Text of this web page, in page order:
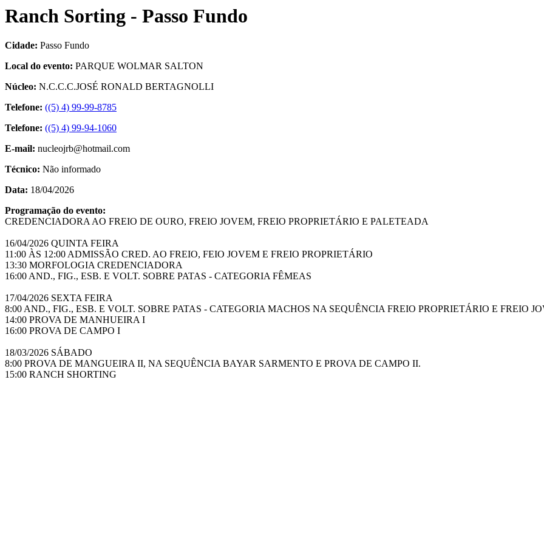
Ranch Sorting - Passo Fundo
Cidade: Passo Fundo
Local do evento: PARQUE WOLMAR SALTON
Núcleo: N.C.C.C.JOSÉ RONALD BERTAGNOLLI
Telefone: ((5) 4) 99-99-8785
Telefone: ((5) 4) 99-94-1060
E-mail: nucleojrb@hotmail.com
Técnico: Não informado
Data: 18/04/2026
Programação do evento:
CREDENCIADORA AO FREIO DE OURO, FREIO JOVEM, FREIO PROPRIETÁRIO E PALETEADA
16/04/2026 QUINTA FEIRA
11:00 ÀS 12:00 ADMISSÃO CRED. AO FREIO, FEIO JOVEM E FREIO PROPRIETÁRIO
13:30 MORFOLOGIA CREDENCIADORA
16:00 AND., FIG., ESB. E VOLT. SOBRE PATAS - CATEGORIA FÊMEAS
17/04/2026 SEXTA FEIRA
8:00 AND., FIG., ESB. E VOLT. SOBRE PATAS - CATEGORIA MACHOS NA SEQUÊNCIA FREIO PROPRIETÁRIO E FREIO
14:00 PROVA DE MANHUEIRA I
16:00 PROVA DE CAMPO I
18/03/2026 SÁBADO
8:00 PROVA DE MANGUEIRA II, NA SEQUÊNCIA BAYAR SARMENTO E PROVA DE CAMPO II.
15:00 RANCH SHORTING